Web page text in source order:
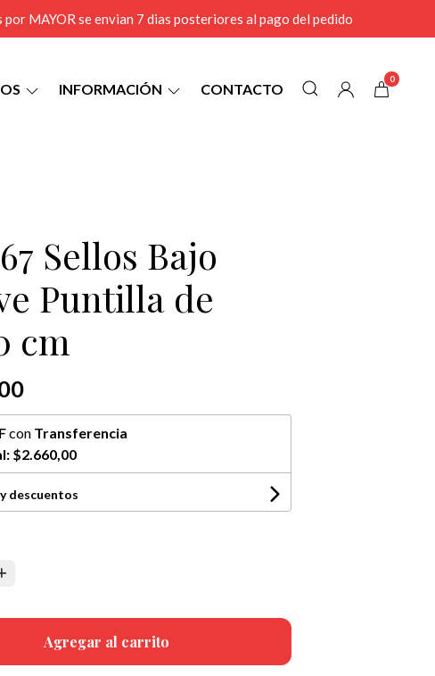
MAYOR se envian 7 dias posteriores al pago del pedido
INFORMACIÓN CONTACTO
0
Sellos Bajo
Puntilla de
cm
con Transferencia
$2.660,00
descuentos
Agregar al carrito